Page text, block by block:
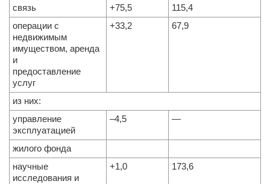
связь
+75,5
115,4
операции с
недвижимым
имуществом, аренда
и
предоставление
услуг
+33,2 67,9
из них:
управление
эксплуатацией
–4,5 —
жилого фонда
научные
исследования и
+1,0 173,6